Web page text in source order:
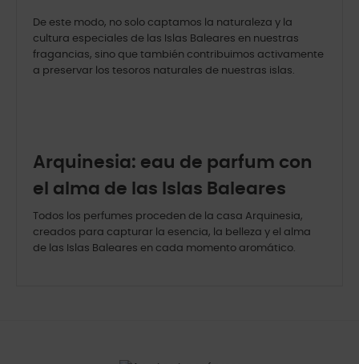
De este modo, no solo captamos la naturaleza y la
cultura especiales de las Islas Baleares en nuestras
fragancias, sino que también contribuimos activamente
a preservar los tesoros naturales de nuestras islas.
Arquinesia: eau de parfum con
el alma de las Islas Baleares
Todos los perfumes proceden de la casa Arquinesia,
creados para capturar la esencia, la belleza y el alma
de las Islas Baleares en cada momento aromático.